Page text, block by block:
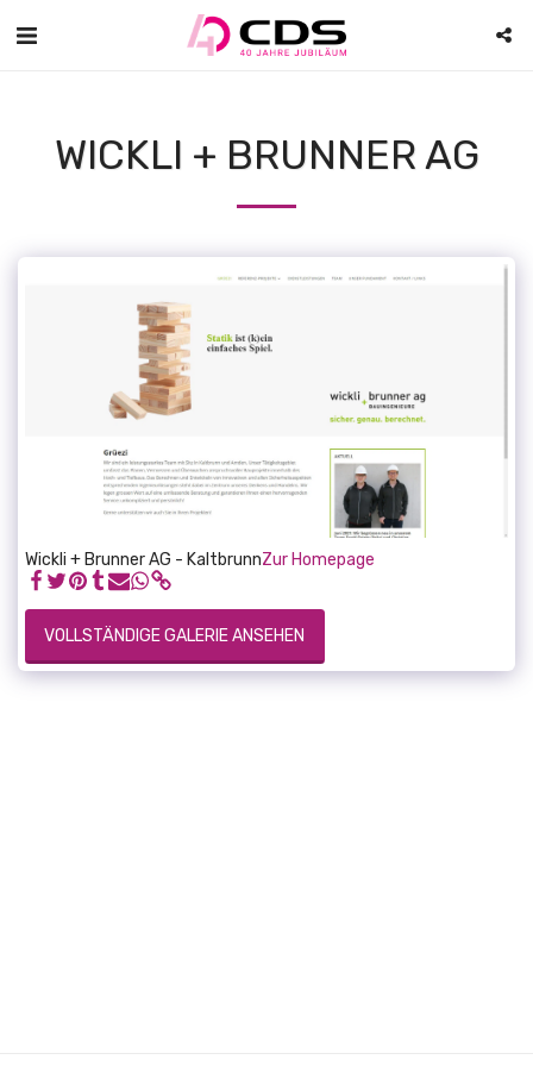
WICKLI + BRUNNER AG
Wickli + Brunner AG - KaltbrunnZur Homepage
VOLLSTÄNDIGE GALERIE ANSEHEN